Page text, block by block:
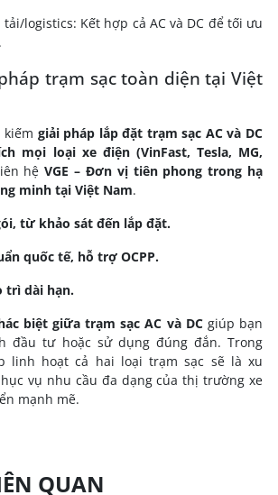
logistics: Kết hợp cả AC và DC để tối ưu
trạm sạc toàn diện tại Việt
giải pháp lắp đặt trạm sạc AC và DC
mọi loại xe điện (VinFast, Tesla, MG,
hệVGE – Đơn vị tiên phong trong hạ
minh tại Việt Nam.
từ khảo sát đến lắp đặt.
quốc tế, hỗ trợ OCPP.
trì dài hạn.
biệt giữa trạm sạc AC và DCgiúp bạn
đầu tư hoặc sử dụng đúng đắn. Trong
linh hoạt cả hai loại trạm sạc sẽ là xu
vụ nhu cầu đa dạng của thị trường xe
mạnh mẽ.
QUAN